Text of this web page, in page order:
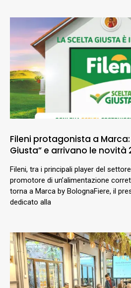
Fileni protagonista a
Giusta” e arrivano le novità
Fileni, tra i principali player del
promotore di un’alimentazione
torna a Marca by BolognaFiere, il
dedicato alla